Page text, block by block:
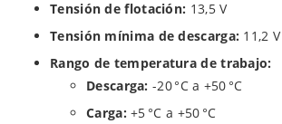
Tensión de flotación: 13,5 V
Tensión mínima de descarga: 11,2 V
Rango de temperatura de trabajo:
Descarga: -20 °C a +50 °C
Carga: +5 °C a +50 °C